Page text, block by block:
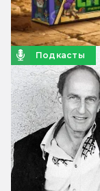
Подкасты